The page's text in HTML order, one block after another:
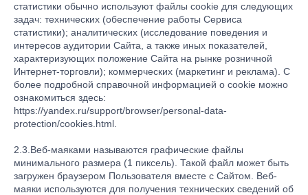
статистики обычно используют файлы cookie для следующих
задач: технических (обеспечение работы Сервиса
статистики); аналитических (исследование поведения и
интересов аудитории Сайта, а также иных показателей,
характеризующих положение Сайта на рынке розничной
Интернет-торговли); коммерческих (маркетинг и реклама). С
более подробной справочной информацией о cookie можно
ознакомиться здесь:
https://yandex.ru/support/browser/personal-data-
protection/cookies.html.
2.3.Веб-маяками называются графические файлы
минимального размера (1 пиксель). Такой файл может быть
загружен браузером Пользователя вместе с Сайтом. Веб-
маяки используются для получения технических сведений об